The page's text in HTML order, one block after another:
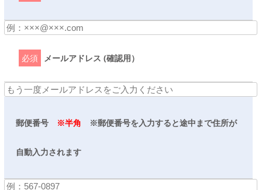
必須 メールアドレス (確認用）
郵便番号 ※半角 ※郵便番号を入力すると途中まで住所が
自動入力されます